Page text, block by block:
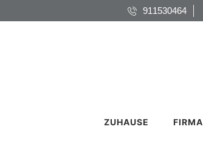
911530464
ZUHAUSE FIRMA